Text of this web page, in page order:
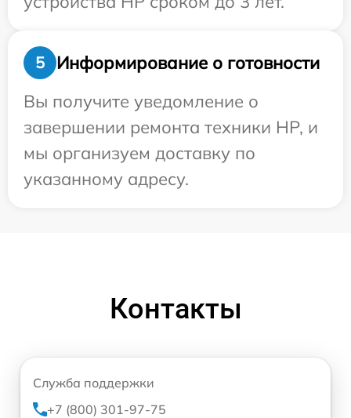
5
Информирование о готовности
Вы получите уведомление о
завершении ремонта техники HP, и
мы организуем доставку по
указанному адресу.
Контакты
Служба поддержки
+7 (800) 301-97-75